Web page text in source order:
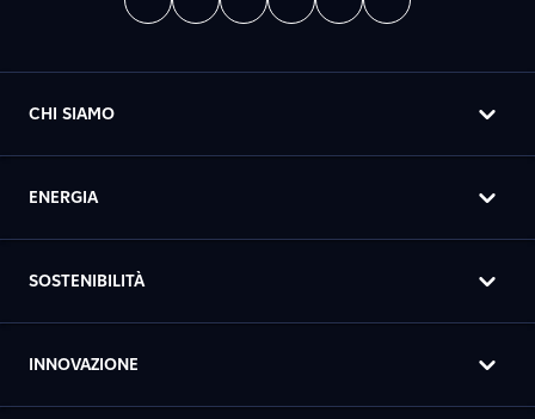
CHI SIAMO
ENERGIA
SOSTENIBILITÀ
INNOVAZIONE